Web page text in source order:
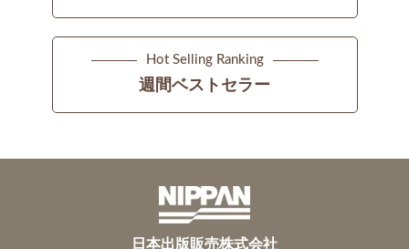
Hot Selling Ranking
週間ベストセラー
日本出版販売株式会社